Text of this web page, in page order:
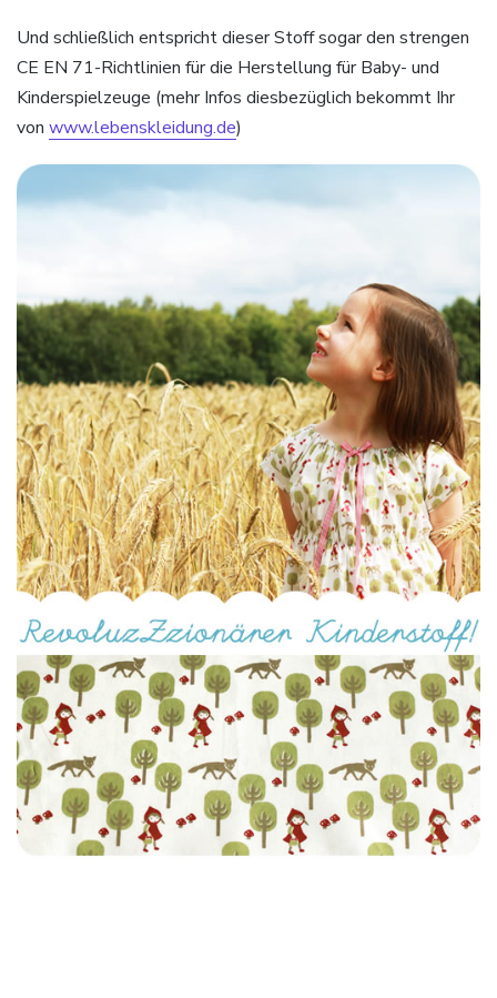
Und schließlich entspricht dieser Stoff sogar den strengen
CE EN 71-Richtlinien für die Herstellung für Baby- und
Kinderspielzeuge (mehr Infos diesbezüglich bekommt Ihr
von www.lebenskleidung.de)